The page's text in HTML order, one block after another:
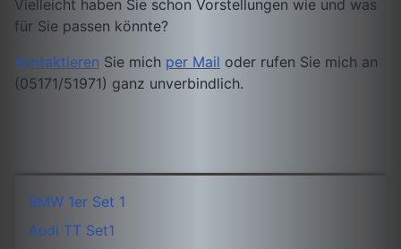
BMW 1er Set 1
Audi TT Set1
Vielleicht haben Sie schon Vorstellungen wie und was
für Sie passen könnte?
Kontaktieren Sie mich per Mail oder rufen Sie mich an
(05171/51971) ganz unverbindlich.